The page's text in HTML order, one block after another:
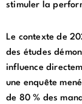
stimuler la
Le contexte de
des études
influence
une enquête
de 80 % des